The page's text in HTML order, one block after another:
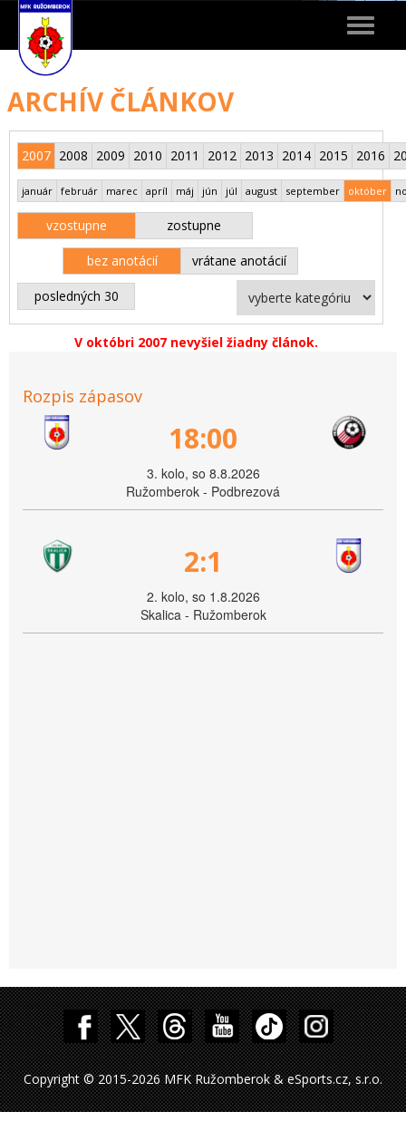
Toggle
ARCHÍV ČLÁNKOV
2007 2008 2009 2010 2011 2012 2013 2014 2015 2016
január február marec apríl máj jún júl august september október
vzostupne zostupne
bez anotácií vrátane anotácií
posledných 30
V októbri 2007 nevyšiel žiadny článok.
Rozpis zápasov
18:00
3. kolo, so 8.8.2026
Ružomberok - Podbrezová
2:1
2. kolo, so 1.8.2026
Skalica - Ružomberok
Copyright © 2015-2026 MFK Ružomberok & eSports.cz, s.r.o.